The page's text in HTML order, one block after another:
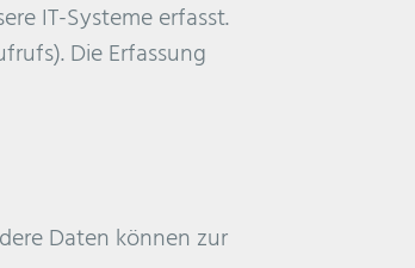
IT-Systeme erfasst.
Die Erfassung
Daten können zur